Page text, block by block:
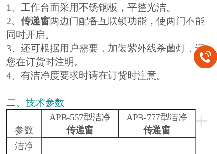
1、工作台面采用不锈钢板，平整光洁。
2、传递窗两边门配备互联锁功能，使两门不能
同时开启。
3、还可根据用户需要，加装紫外线杀菌灯，请
您在订货时注明。
4、有洁净度要求时请在订货时注意。
二、技术参数
+
参数
APB-557型洁净
传递窗
APB-777型洁净
传递窗
洁净